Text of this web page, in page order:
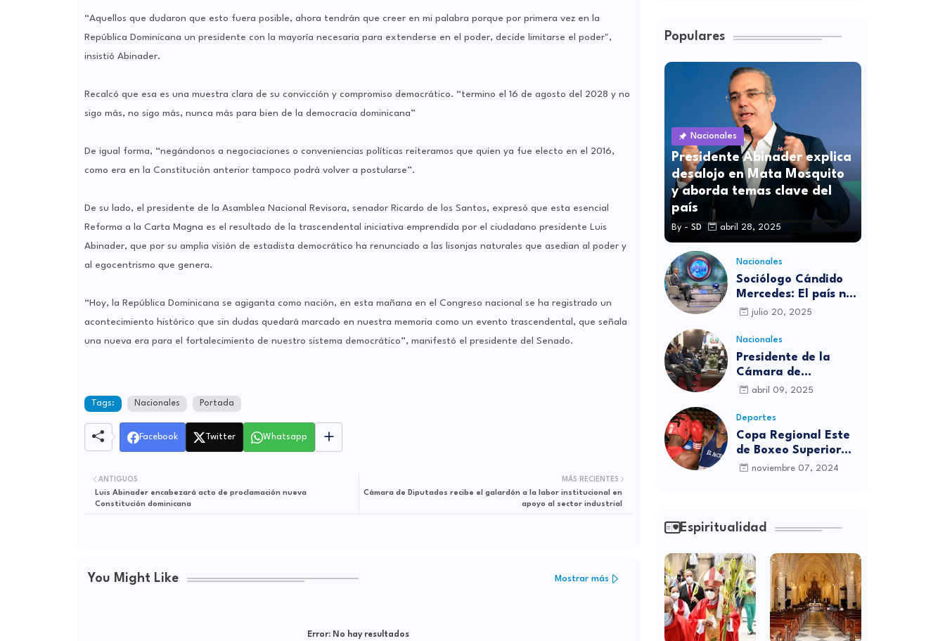
“Aquellos que dudaron que esto fuera posible, ahora tendrán que creer en mi palabra porque por primera vez en la
República Dominicana un presidente con la mayoría necesaria para extenderse en el poder, decide limitarse el poder",
insistió Abinader.
Recalcó que esa es una muestra clara de su convicción y compromiso democrático. “termino el 16 de agosto del 2028 y no
sigo más, no sigo más, nunca más para bien de la democracia dominicana”
De igual forma, “negándonos a negociaciones o conveniencias políticas reiteramos que quien ya fue electo en el 2016,
como era en la Constitución anterior tampoco podrá volver a postularse”.
De su lado, el presidente de la Asamblea Nacional Revisora, senador Ricardo de los Santos, expresó que esta esencial
Reforma a la Carta Magna es el resultado de la trascendental iniciativa emprendida por el ciudadano presidente Luis
Abinader, que por su amplia visión de estadista democrático ha renunciado a las lisonjas naturales que asedian al poder y
al egocentrismo que genera.
“Hoy, la República Dominicana se agiganta como nación, en esta mañana en el Congreso nacional se ha registrado un
acontecimiento histórico que sin dudas quedará marcado en nuestra memoria como un evento trascendental, que señala
una nueva era para el fortalecimiento de nuestro sistema democrático”, manifestó el presidente del Senado.
Tags: Nacionales Portada
Facebook Twitter Whatsapp
MÁS RECIENTES
Cámara de Diputados recibe el galardón a la labor institucional en
apoyo al sector industrial
ANTIGUOS
Luis Abinader encabezará acto de proclamación nueva
Constitución dominicana
You Might Like Mostrar más
Error: No hay resultados
Populares
Nacionales
Presidente Abinader explica
desalojo en Mata Mosquito
y aborda temas clave del
país
By - SD abril 28, 2025
Nacionales
Sociólogo Cándido
Mercedes: El país no
está preparado para
independientes
julio 20, 2025
Nacionales
Presidente de la
Cámara de
diputados se
víctimas de la
discoteca Jet Set
abril 09, 2025
Deportes
Copa Regional Este
de Boxeo Superior
será inaugurada este
noviembre 07, 2024
Espiritualidad